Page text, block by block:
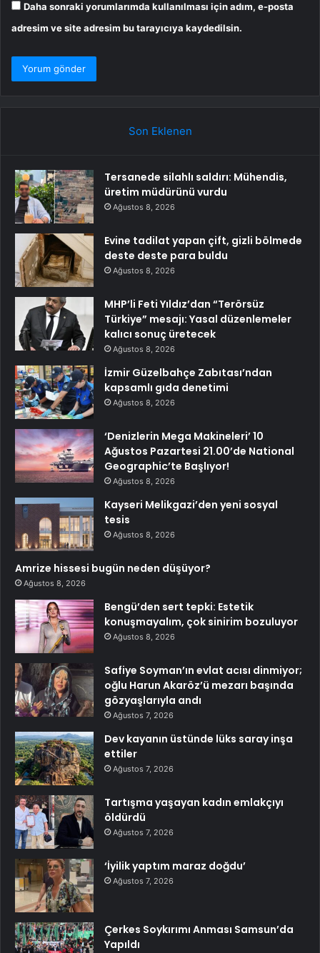
Daha sonraki yorumlarımda kullanılması için adım, e-posta
adresim ve site adresim bu tarayıcıya kaydedilsin.
Son Eklenen
Tersanede silahlı saldırı: Mühendis,
üretim müdürünü vurdu
Ağustos 8, 2026
Evine tadilat yapan çift, gizli bölmede
deste deste para buldu
Ağustos 8, 2026
MHP’li Feti Yıldız’dan “Terörsüz
Türkiye” mesajı: Yasal düzenlemeler
kalıcı sonuç üretecek
Ağustos 8, 2026
İzmir Güzelbahçe Zabıtası’ndan
kapsamlı gıda denetimi
Ağustos 8, 2026
‘Denizlerin Mega Makineleri’ 10
Ağustos Pazartesi 21.00’de National
Geographic’te Başlıyor!
Ağustos 8, 2026
Kayseri Melikgazi’den yeni sosyal
tesis
Ağustos 8, 2026
Amrize hissesi bugün neden düşüyor?
Ağustos 8, 2026
Bengü’den sert tepki: Estetik
konuşmayalım, çok sinirim bozuluyor
Ağustos 8, 2026
Safiye Soyman’ın evlat acısı dinmiyor;
oğlu Harun Akaröz’ü mezarı başında
gözyaşlarıyla andı
Ağustos 7, 2026
Dev kayanın üstünde lüks saray inşa
ettiler
Ağustos 7, 2026
Tartışma yaşayan kadın emlakçıyı
öldürdü
Ağustos 7, 2026
‘İyilik yaptım maraz doğdu’
Ağustos 7, 2026
Çerkes Soykırımı Anması Samsun’da
Yapıldı